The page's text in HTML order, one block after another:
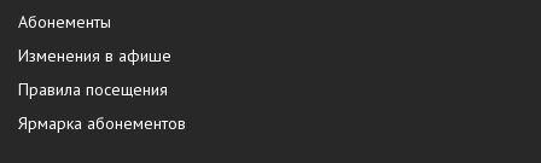
Абонементы
Изменения в афише
Правила посещения
Ярмарка абонементов